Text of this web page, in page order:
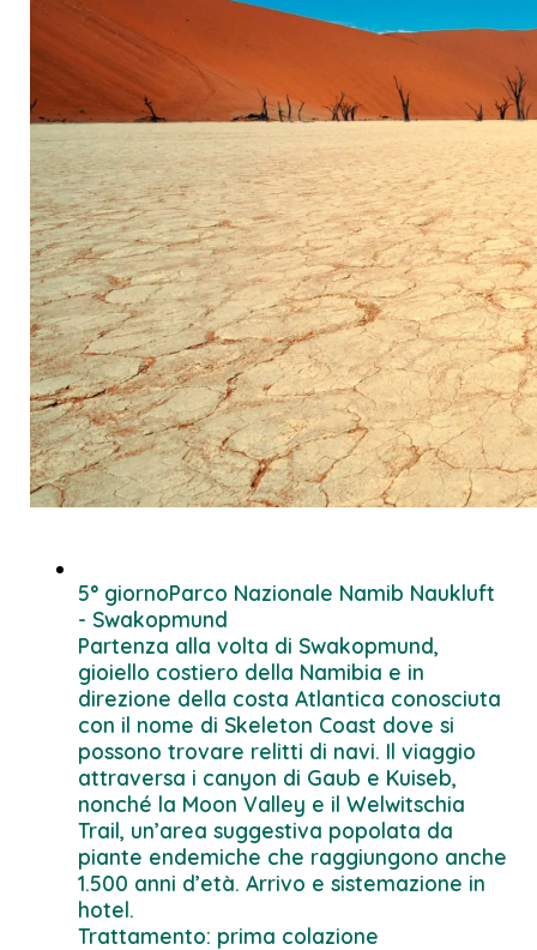
5° giornoParco Nazionale Namib Naukluft
- Swakopmund
Partenza alla volta di Swakopmund,
gioiello costiero della Namibia e in
direzione della costa Atlantica conosciuta
con il nome di Skeleton Coast dove si
possono trovare relitti di navi. Il viaggio
attraversa i canyon di Gaub e Kuiseb,
nonché la Moon Valley e il Welwitschia
Trail, un’area suggestiva popolata da
piante endemiche che raggiungono anche
1.500 anni d’età. Arrivo e sistemazione in
hotel.
Trattamento: prima colazione